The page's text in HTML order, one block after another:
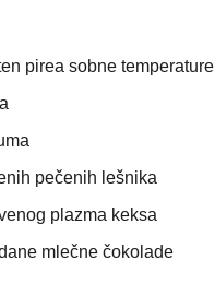
pirea sobne temperature
pečenih lešnika
plazma keksa
mlečne čokolade